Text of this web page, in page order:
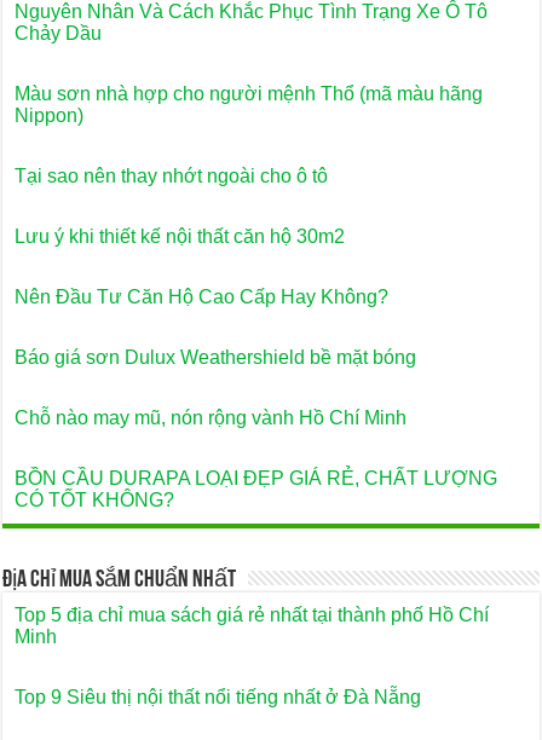
Nguyên Nhân Và Cách Khắc Phục Tình Trạng Xe Ô Tô
Chảy Dầu
Màu sơn nhà hợp cho người mệnh Thổ (mã màu hãng
Nippon)
Tại sao nên thay nhớt ngoài cho ô tô
Lưu ý khi thiết kế nội thất căn hộ 30m2
Nên Đầu Tư Căn Hộ Cao Cấp Hay Không?
Báo giá sơn Dulux Weathershield bề mặt bóng
Chỗ nào may mũ, nón rộng vành Hồ Chí Minh
BỒN CẦU DURAPA LOẠI ĐẸP GIÁ RẺ, CHẤT LƯỢNG
CÓ TỐT KHÔNG?
Địa Chỉ Mua Sắm Chuẩn Nhất
Top 5 địa chỉ mua sách giá rẻ nhất tại thành phố Hồ Chí
Minh
Top 9 Siêu thị nội thất nổi tiếng nhất ở Đà Nẵng